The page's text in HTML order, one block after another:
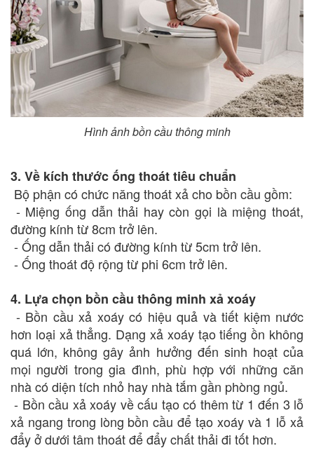
Hình ảnh bồn cầu thông minh
3. Về kích thước ống thoát tiêu chuẩn
Bộ phận có chức năng thoát xả cho bồn cầu gồm:
- Miệng ống dẫn thải hay còn gọi là miệng thoát,
đường kính từ 8cm trở lên.
- Ống dẫn thải có đường kính từ 5cm trở lên.
- Ống thoát độ rộng từ phi 6cm trở lên.
4. Lựa chọn bồn cầu thông minh xả xoáy
- Bồn cầu xả xoáy có hiệu quả và tiết kiệm nước
hơn loại xả thẳng. Dạng xả xoáy tạo tiếng ồn không
quá lớn, không gây ảnh hưởng đến sinh hoạt của
mọi người trong gia đình, phù hợp với những căn
nhà có diện tích nhỏ hay nhà tắm gần phòng ngủ.
- Bồn cầu xả xoáy về cấu tạo có thêm từ 1 đến 3 lỗ
xả ngang trong lòng bồn cầu để tạo xoáy và 1 lỗ xả
đẩy ở dưới tâm thoát để đẩy chất thải đi tốt hơn.